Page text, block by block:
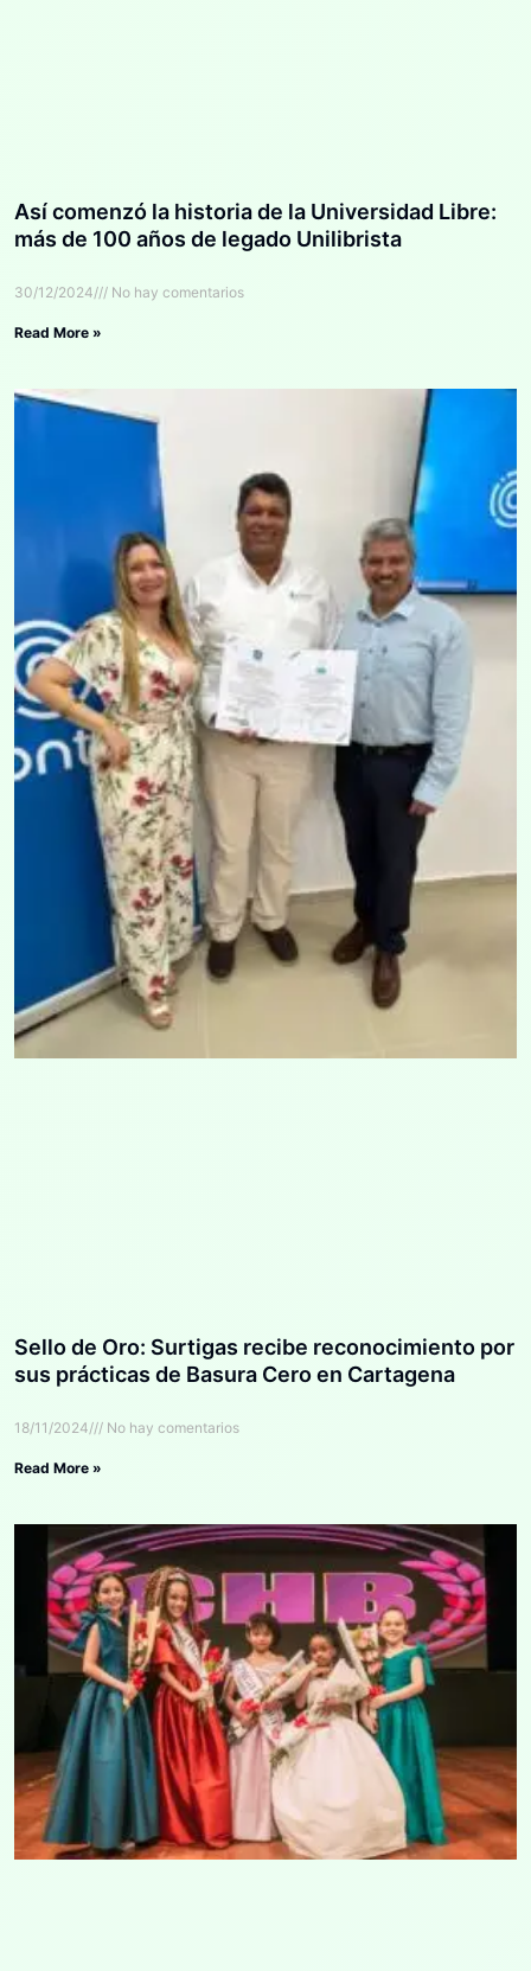
Así comenzó la historia de la Universidad Libre:
más de 100 años de legado Unilibrista
30/12/2024 No hay comentarios
Read More »
Sello de Oro: Surtigas recibe reconocimiento por
sus prácticas de Basura Cero en Cartagena
18/11/2024 No hay comentarios
Read More »